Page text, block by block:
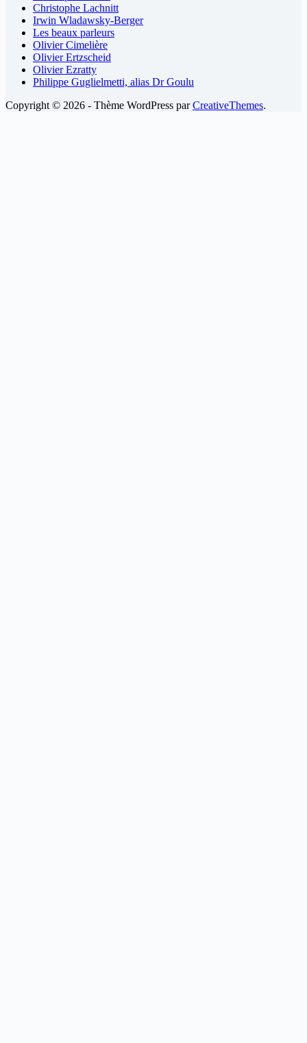
Christophe Lachnitt
Irwin Wladawsky-Berger
Les beaux parleurs
Olivier Cimelière
Olivier Ertzscheid
Olivier Ezratty
Philippe Guglielmetti, alias Dr Goulu
Copyright © 2026 - Thème WordPress parCreativeThemes.